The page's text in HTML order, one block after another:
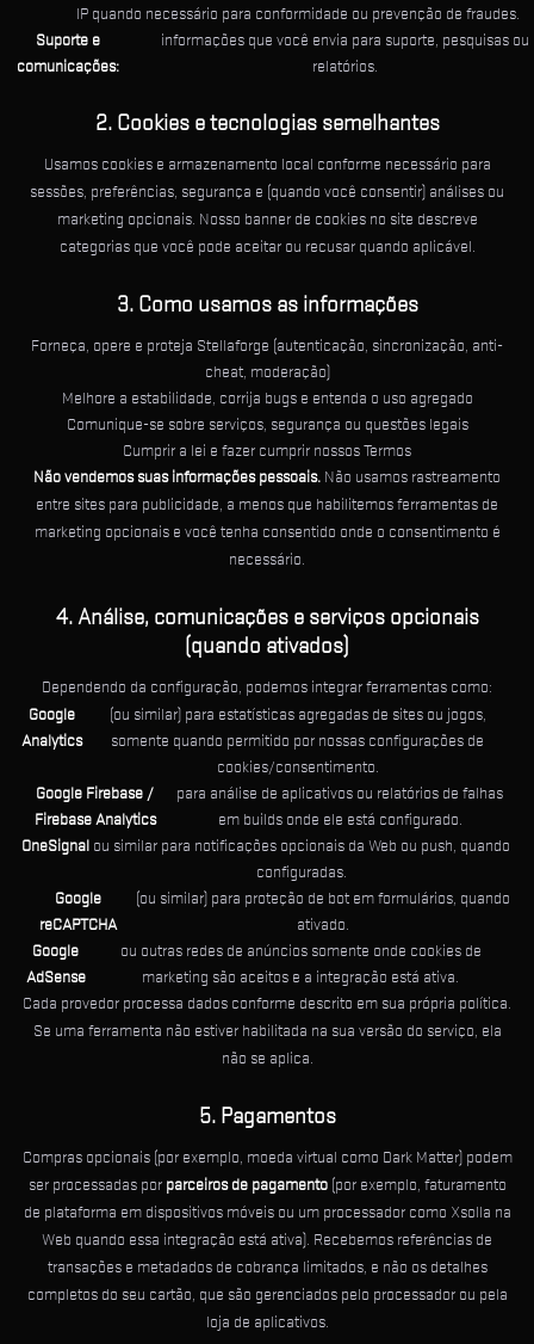
IP quando necessário para conformidade ou prevenção de fraudes.
Suporte e
comunicações:
informações que você envia para suporte, pesquisas ou
relatórios.
2. Cookies e tecnologias semelhantes
Usamos cookies e armazenamento local conforme necessário para
sessões, preferências, segurança e (quando você consentir) análises ou
marketing opcionais. Nosso banner de cookies no site descreve
categorias que você pode aceitar ou recusar quando aplicável.
3. Como usamos as informações
Forneça, opere e proteja Stellaforge (autenticação, sincronização, anti-
cheat, moderação)
Melhore a estabilidade, corrija bugs e entenda o uso agregado
Comunique-se sobre serviços, segurança ou questões legais
Cumprir a lei e fazer cumprir nossos Termos
Não vendemos suas informações pessoais. Não usamos rastreamento
entre sites para publicidade, a menos que habilitemos ferramentas de
marketing opcionais e você tenha consentido onde o consentimento é
necessário.
4. Análise, comunicações e serviços opcionais
(quando ativados)
Dependendo da configuração, podemos integrar ferramentas como:
Google
Analytics
(ou similar) para estatísticas agregadas de sites ou jogos,
somente quando permitido por nossas configurações de
cookies/consentimento.
Google Firebase /
Firebase Analytics
para análise de aplicativos ou relatórios de falhas
em builds onde ele está configurado.
OneSignal ou similar para notificações opcionais da Web ou push, quando
configuradas.
Google
reCAPTCHA
(ou similar) para proteção de bot em formulários, quando
ativado.
Google
AdSense
ou outras redes de anúncios somente onde cookies de
marketing são aceitos e a integração está ativa.
Cada provedor processa dados conforme descrito em sua própria política.
Se uma ferramenta não estiver habilitada na sua versão do serviço, ela
não se aplica.
5. Pagamentos
Compras opcionais (por exemplo, moeda virtual como Dark Matter) podem
ser processadas por parceiros de pagamento(por exemplo, faturamento
de plataforma em dispositivos móveis ou um processador como Xsolla na
Web quando essa integração está ativa). Recebemos referências de
transações e metadados de cobrança limitados, e não os detalhes
completos do seu cartão, que são gerenciados pelo processador ou pela
loja de aplicativos.